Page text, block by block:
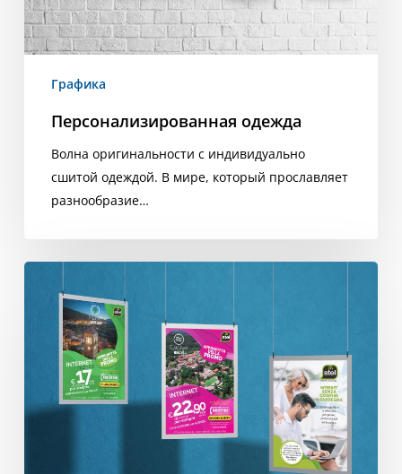
Графика
Персонализированная одежда
Волна оригинальности с индивидуально
сшитой одеждой. В мире, который прославляет
разнообразие…
дизайн
создание
корпоративных
рекламных
кампаний